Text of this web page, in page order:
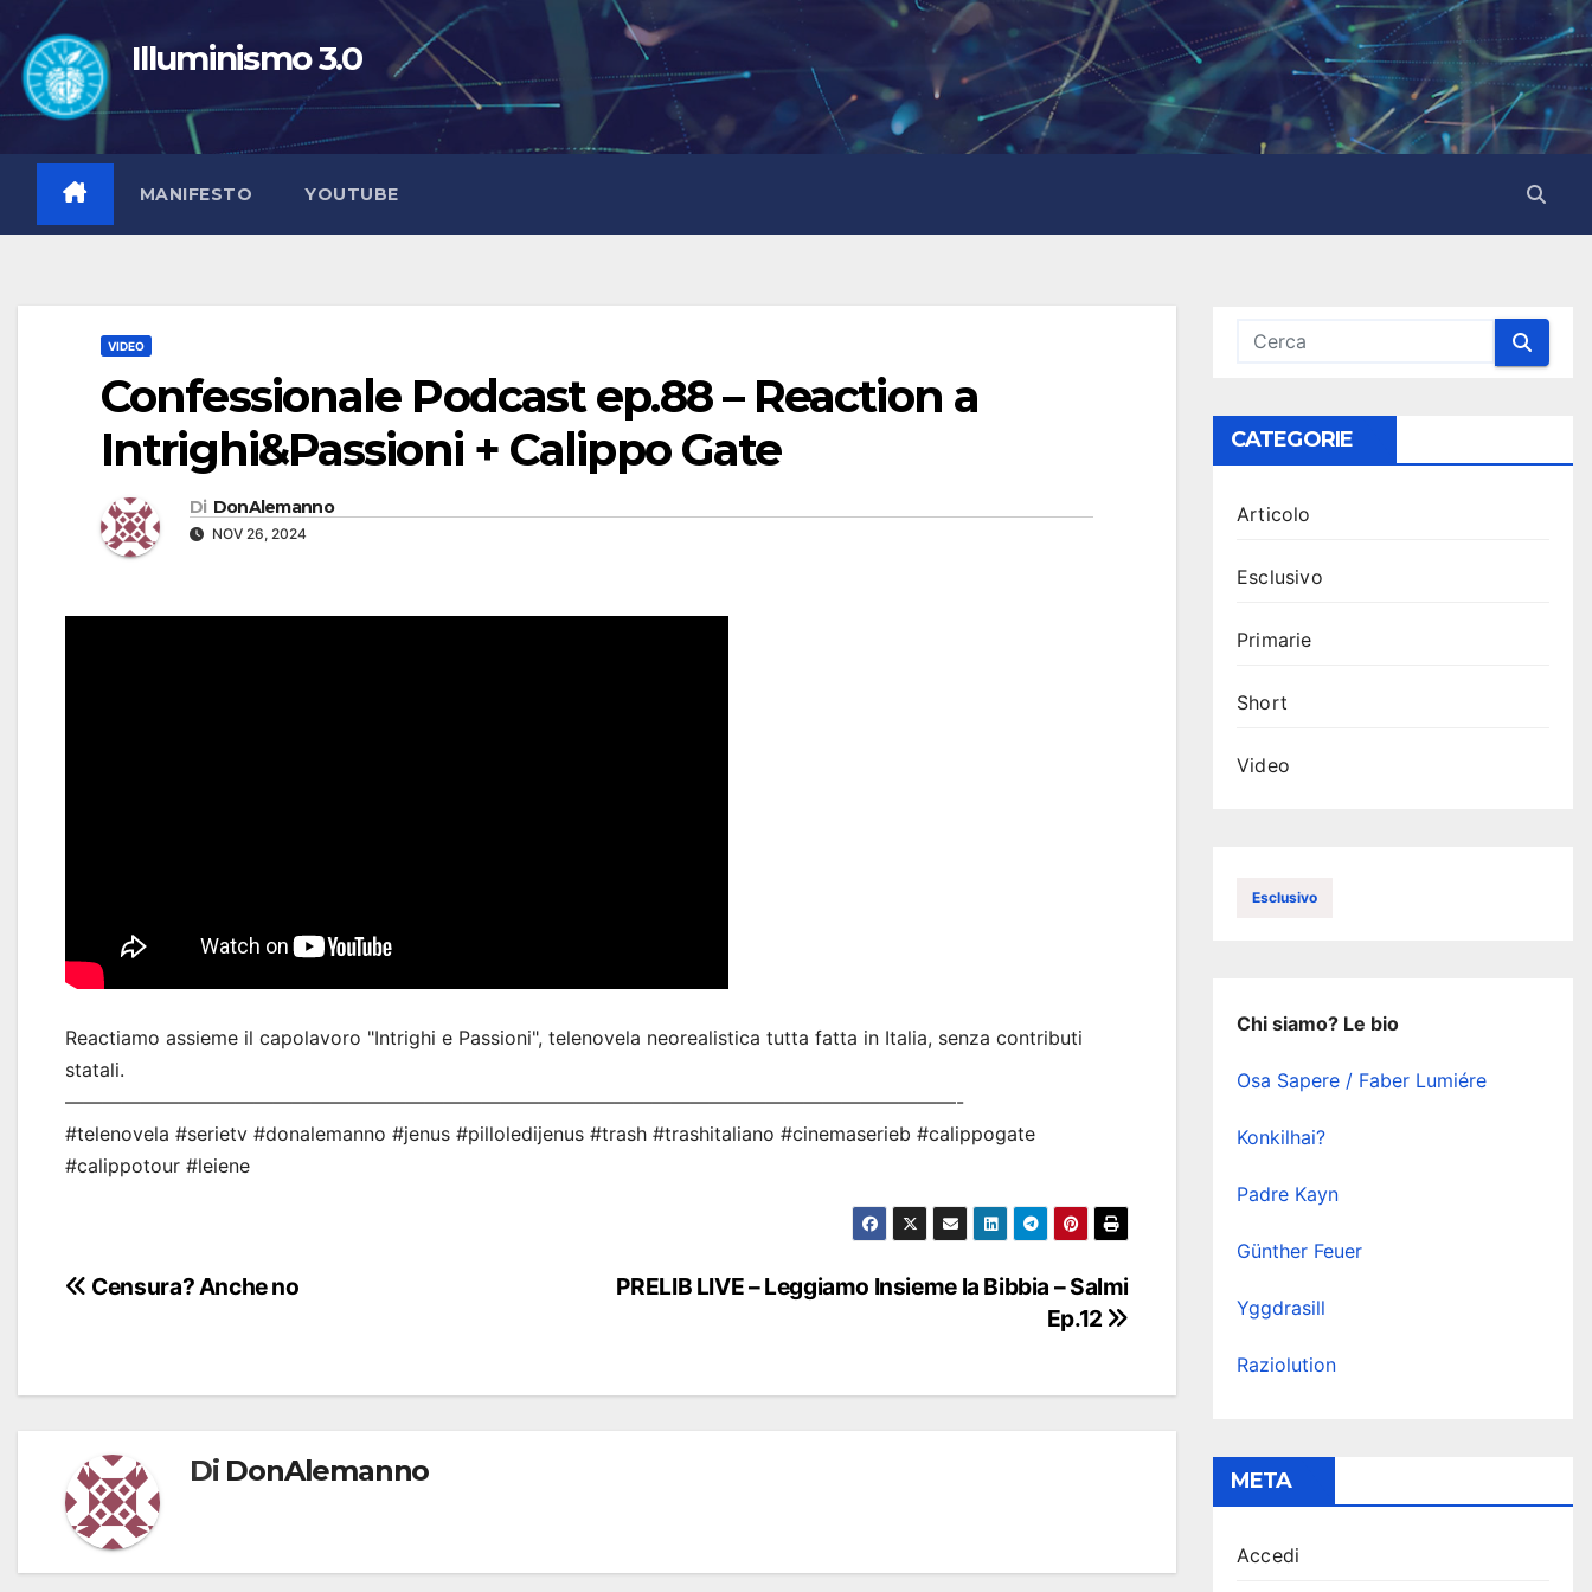
contenuto
Illuminismo 3.0
MANIFESTO YOUTUBE
VIDEO
Confessionale Podcast ep.88 – Reaction a
Intrighi&Passioni + Calippo Gate
Di DonAlemanno
NOV 26, 2024
Reactiamo assieme il capolavoro "Intrighi e Passioni", telenovela neorealistica tutta fatta in Italia, senza contributi
statali.
———————————————————————————————————————————————-
#telenovela #serietv #donalemanno #jenus #pilloledijenus #trash #trashitaliano #cinemaserieb #calippogate
#calippotour #leiene
Navigazione
PRELIB LIVE – Leggiamo Insieme la Bibbia – Salmi
Ep.12
Censura? Anche no
Di DonAlemanno
CATEGORIE
Articolo
Esclusivo
Primarie
Short
Video
Esclusivo
Chi siamo? Le bio
Osa Sapere / Faber Lumiére
Konkilhai?
Padre Kayn
Günther Feuer
Yggdrasill
Raziolution
META
Accedi